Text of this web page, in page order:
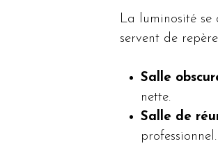
La luminosité se
servent de
Salle
nette.
Salle de
professionnel.